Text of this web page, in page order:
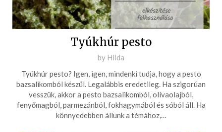
Tyúkhúr pesto
Posted
2018-
05-
27
by Hilda
Tyúkhúr pesto? Igen, igen, mindenki tudja, hogy a pesto
bazsalikomból készül. Legalábbis eredetileg. Ha szigorúan
vesszük, akkor a pesto bazsalikomból, olívaolajból,
fenyőmagból, parmezánból, fokhagymából és sóból áll. Ha
könnyedebben állunk a témához,…